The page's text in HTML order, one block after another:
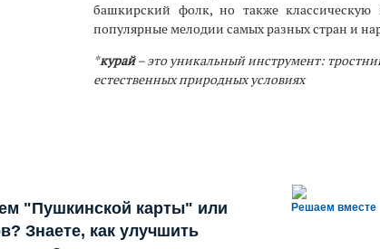
башкирский фолк, но также классическую
популярные мелодии самых разных стран и
*курай– это уникальный инструмент:
естественных природных условиях
Решаем вместе
"Пушкинской карты" или
Знаете, как улучшить